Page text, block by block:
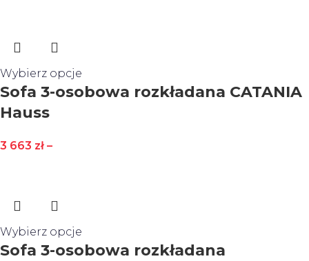
Wybierz opcje
Sofa 3-osobowa rozkładana CATANIA
Hauss
3 663 zł –
Wybierz opcje
Sofa 3-osobowa rozkładana